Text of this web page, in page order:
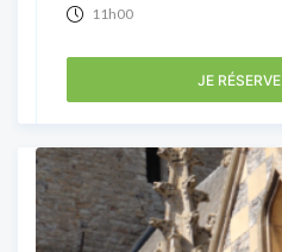
11h00
JE RÉSERVE